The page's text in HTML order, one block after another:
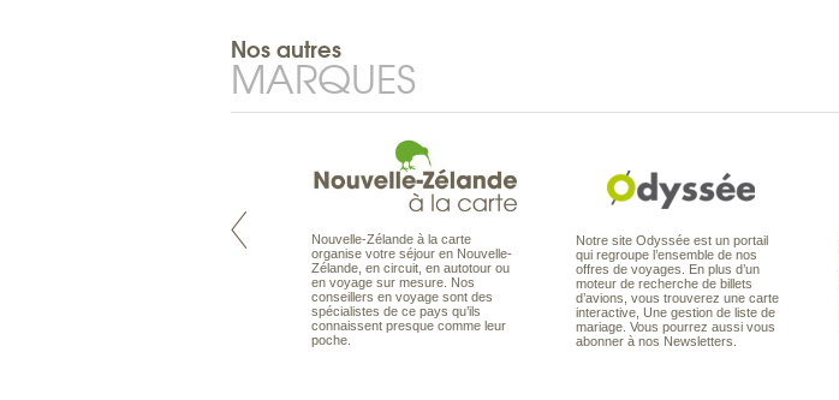
Nos autres
MARQUES
Pacifique à la carte est le spécialiste
Nouvelle-Zélande à la carte
organise votre séjour en Nouvelle-
Zélande, en circuit, en autotour ou
en voyage sur mesure. Nos
conseillers en voyage sont des
spécialistes de ce pays qu’ils
connaissent presque comme leur
poche.
Notre site Odyssée est un portail
qui regroupe l’ensemble de nos
offres de voyages. En plus d’un
moteur de recherche de billets
d’avions, vous trouverez une carte
interactive, Une gestion de liste de
mariage. Vous pourrez aussi vous
abonner à nos Newsletters.